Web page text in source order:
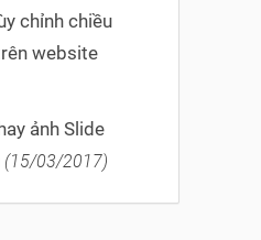
chỉnh chiều
website
ảnh Slide
(15/03/2017)